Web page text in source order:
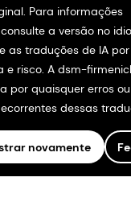
Para informações
a versão no
as traduções de IA
e risco. A dsm-
por quaisquer erros
dessas
novamente
Todos os